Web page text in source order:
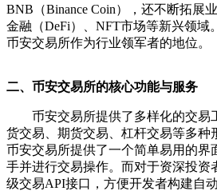
BNB（Binance Coin），还不断拓展
金融（DeFi）、NFT市场等新兴领域
币安交易所作为行业领军者的地位。
二、币安交易所的核心功能与服务
币安交易所提供了多样化的交易
货交易、期货交易、杠杆交易等多种
币安交易所提供了一个简单易用的界
手并进行交易操作。而对于资深投资
级交易API接口，方便开发者构建自